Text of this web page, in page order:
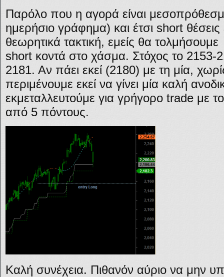
Παρόλο που η αγορά είναι
ημερήσιο γράφημα) και έτσι short θέσεις
θεωρητικά τακτική, εμείς θα
short κοντά στο χάσμα. Στόχος το 2153-
2181. Αν πάει εκεί (2180) με τη μία,
περιμένουμε εκεί να γίνει μία καλή
εκμεταλλευτούμε για γρήγορο trade με
από 5 πόντους.
Καλή συνέχεια. Πιθανόν αύριο να μην